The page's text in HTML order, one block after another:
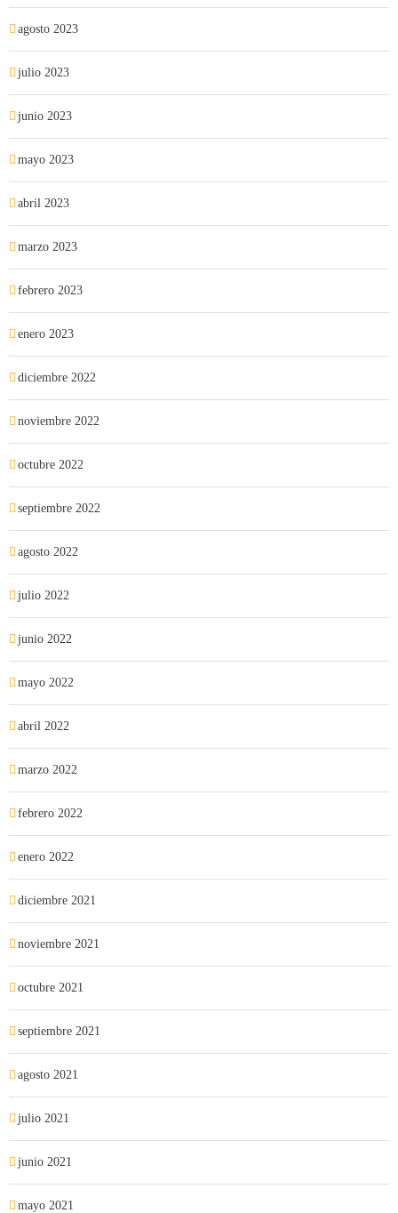
agosto 2023
julio 2023
junio 2023
mayo 2023
abril 2023
marzo 2023
febrero 2023
enero 2023
diciembre 2022
noviembre 2022
octubre 2022
septiembre 2022
agosto 2022
julio 2022
junio 2022
mayo 2022
abril 2022
marzo 2022
febrero 2022
enero 2022
diciembre 2021
noviembre 2021
octubre 2021
septiembre 2021
agosto 2021
julio 2021
junio 2021
mayo 2021